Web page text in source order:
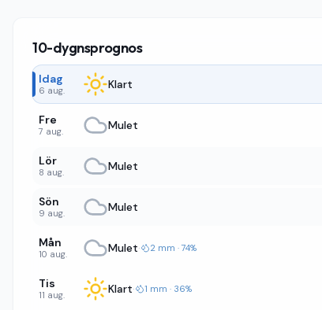
10-dygnsprognos
Idag
6 aug. Klart
Fre
7 aug. Mulet
Lör
8 aug. Mulet
Sön
9 aug. Mulet
Mån
10 aug. Mulet· 2 mm · 74%
Tis
11 aug. Klart· 1 mm · 36%